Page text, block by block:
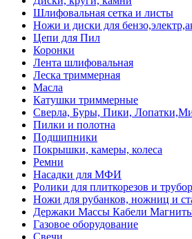
Шлифовальная сетка и листы
Ножи и диски для
Цепи для Пил
Коронки
Лента шлифовальная
Леска триммерная
Масла
Катушки триммерные
Сверла, Буры, Пики,
Пилки и полотна
Подшипники
Покрышки, камеры, колеса
Ремни
Насадки для МФИ
Ролики для плиткорезов и
Ножи для рубанков, ножниц и
Держаки Массы Кабели
Газовое оборудование
Свечи